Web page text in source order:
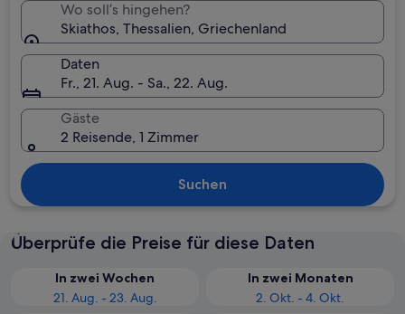
Wo soll’s hingehen?
Skiathos, Thessalien, Griechenland
Daten
Fr., 21. Aug. - Sa., 22. Aug.
Gäste
2 Reisende, 1 Zimmer
Suchen
Überprüfe die Preise für diese Daten
In zwei Wochen
21. Aug. - 23. Aug.
In zwei Monaten
2. Okt. - 4. Okt.